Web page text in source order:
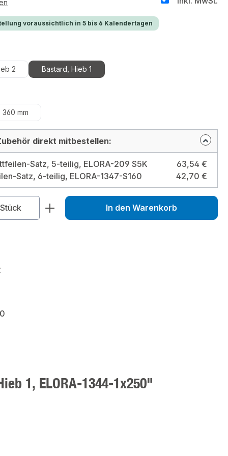
voraussichtlich in 5 bis 6 Kalendertagen
2 Bastard, Hieb 1
360 mm
direkt mitbestellen:
Satz, 5-teilig, ELORA-209 S5K
63,54 €
Satz, 6-teilig, ELORA-1347-S160
42,70 €
Gib den gewünschten Wert
Stück In den Warenkorb
1, ELORA-1344-1x250"